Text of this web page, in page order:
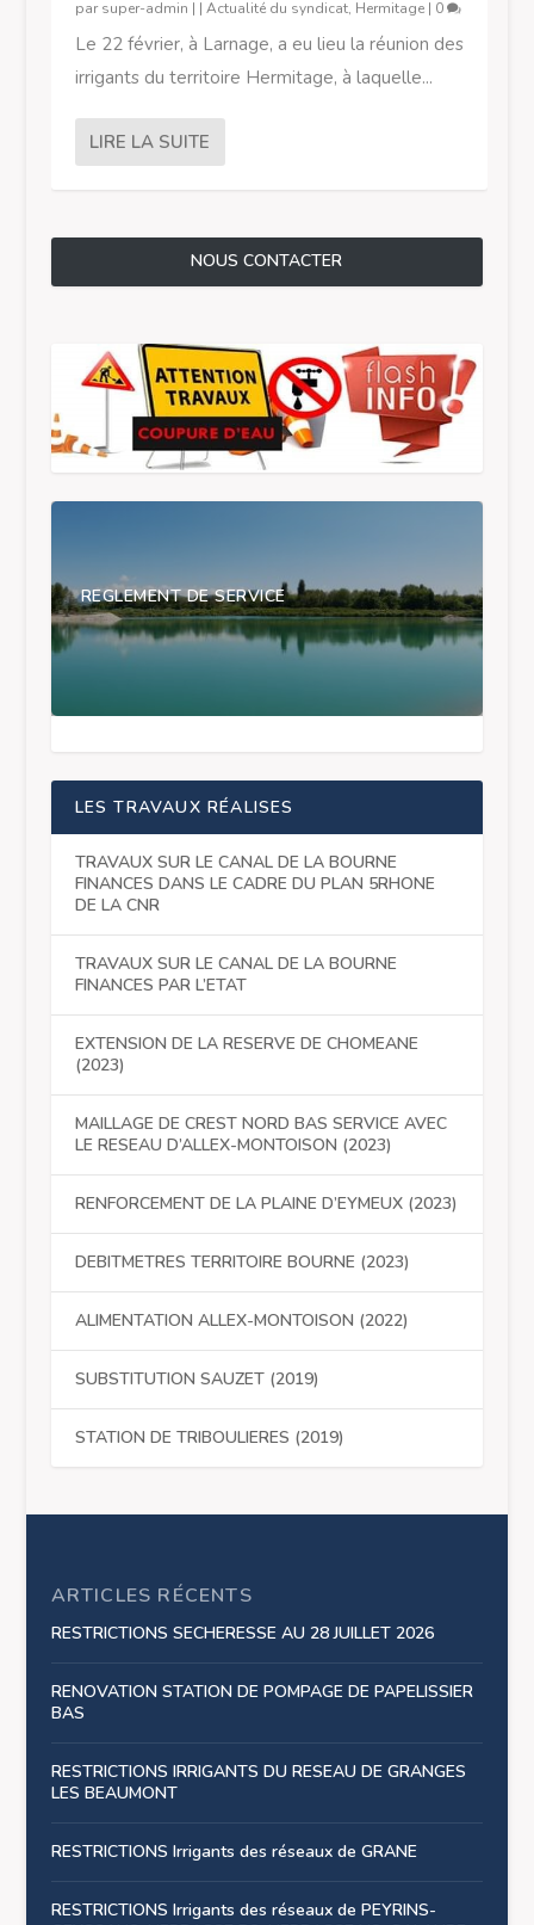
parsuper-admin | | Actualité du syndicat, Hermitage| 0
Le 22 février, à Larnage, a eu lieu la réunion des
irrigants du territoire Hermitage, à laquelle...
LIRE LA SUITE
NOUS CONTACTER
REGLEMENT DE SERVICE
LES TRAVAUX RÉALISES
TRAVAUX SUR LE CANAL DE LA BOURNE
FINANCES DANS LE CADRE DU PLAN 5RHONE
DE LA CNR
TRAVAUX SUR LE CANAL DE LA BOURNE
FINANCES PAR L’ETAT
EXTENSION DE LA RESERVE DE CHOMEANE
(2023)
MAILLAGE DE CREST NORD BAS SERVICE AVEC
LE RESEAU D’ALLEX-MONTOISON (2023)
RENFORCEMENT DE LA PLAINE D’EYMEUX (2023)
DEBITMETRES TERRITOIRE BOURNE (2023)
ALIMENTATION ALLEX-MONTOISON (2022)
SUBSTITUTION SAUZET (2019)
STATION DE TRIBOULIERES (2019)
ARTICLES RÉCENTS
RESTRICTIONS SECHERESSE AU 28 JUILLET 2026
RENOVATION STATION DE POMPAGE DE PAPELISSIER
BAS
RESTRICTIONS IRRIGANTS DU RESEAU DE GRANGES
LES BEAUMONT
RESTRICTIONS Irrigants des réseaux de GRANE
RESTRICTIONS Irrigants des réseaux de PEYRINS-